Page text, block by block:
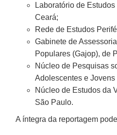
Laboratório de
Ceará;
Rede de Estudos
Gabinete de
Populares (Gajop), de
Núcleo de Pesquisas
Adolescentes e
Núcleo de Estudos da
São Paulo.
A íntegra da reportagem